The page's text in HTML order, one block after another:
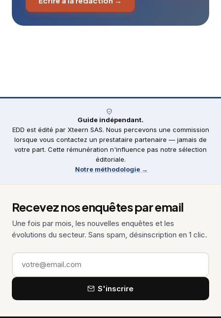
Guide indépendant.
EDD est édité par Xteern SAS. Nous percevons une commission
lorsque vous contactez un prestataire partenaire — jamais de
votre part. Cette rémunération n'influence pas notre sélection
éditoriale.
Notre méthodologie →
Recevez nos enquêtes par email
Une fois par mois, les nouvelles enquêtes et les
évolutions du secteur. Sans spam, désinscription en 1 clic.
Email
S'inscrire